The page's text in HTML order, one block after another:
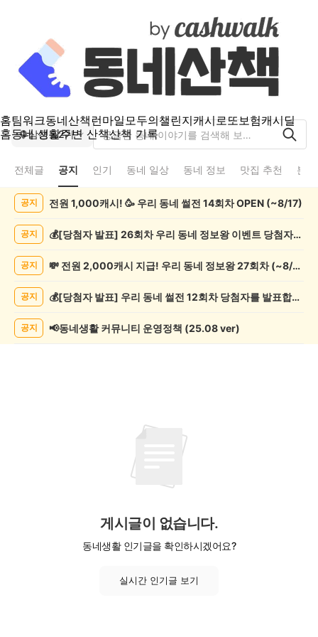
홈팀워크동네산책 런마일모두의챌린지캐시로또보험캐시딜
홈동네 생활주변 산책산책 기록
삼천동2가
전체글 공지 인기 동네 일상 동네 정보 맛집 추천 분
록
공지 전원 1,000캐시! 🥳 우리 동네 썰전 14회차 OPEN (~8/17)
공지 💰[당첨자 발표] 26회차 우리 동네 정보왕 이벤트 당첨자를 발표합니다!
공지 💸 전원 2,000캐시 지급! 우리 동네 정보왕 27회차 (~8/10)
공지 💰[당첨자 발표] 우리 동네 썰전 12회차 당첨자를 발표합니다!
공지 📢동네생활 커뮤니티 운영정책 (25.08 ver)
게시글이 없습니다.
동네생활 인기글을 확인하시겠어요?
실시간 인기글 보기